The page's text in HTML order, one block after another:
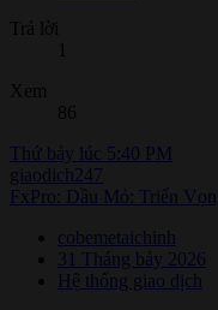
Trả lời
Xem
86
Thứ bảy lúc 5:40 PM
giaodich247
FxPro: Dầu Mỏ: Triển
cobemetaichinh
31 Tháng bảy 2026
Hệ thống giao dịch